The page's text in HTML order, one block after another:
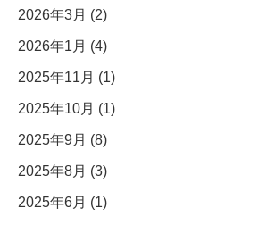
2026年3月 (2)
2026年1月 (4)
2025年11月 (1)
2025年10月 (1)
2025年9月 (8)
2025年8月 (3)
2025年6月 (1)